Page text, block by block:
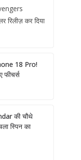
रिलीज़ कर दिया
18 Pro!
फीचर्स
की चौथे
स्पिन का